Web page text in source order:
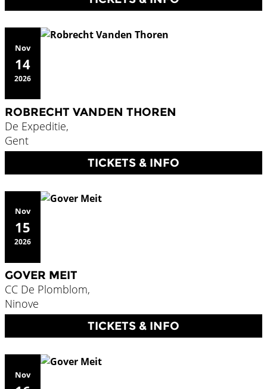
Nov
14
2026
ROBRECHT VANDEN THOREN
De Expeditie,
Gent
TICKETS & INFO
Nov
15
2026
GOVER MEIT
CC De Plomblom,
Ninove
TICKETS & INFO
Nov